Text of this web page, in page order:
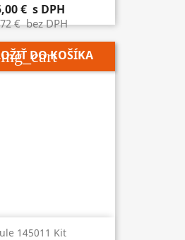
€ s DPH
€bez DPH
DO KOŠÍKA
145011 Kit